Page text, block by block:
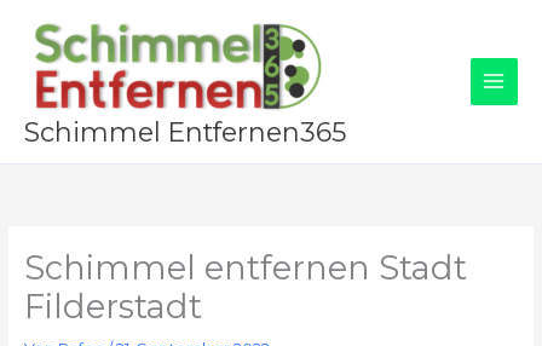
Inhalt
springen
Schimmel Entfernen365
Schimmel entfernen Stadt
Filderstadt